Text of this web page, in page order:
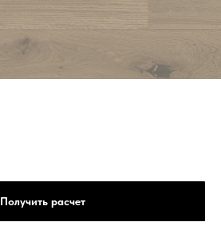
Получить расчет